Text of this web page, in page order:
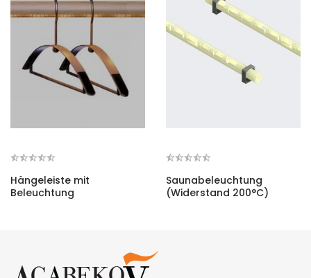
Hängeleiste mit
Beleuchtung
Saunabeleuchtung
(Widerstand 200°C)